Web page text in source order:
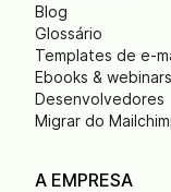
Blog
Glossário
Templates de e-
Ebooks & webinars
Desenvolvedores
Migrar do
A EMPRESA